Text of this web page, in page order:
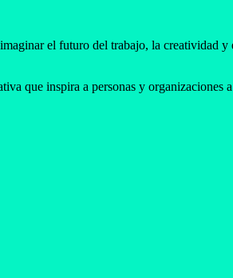
el futuro del trabajo, la creatividad
que inspira a personas y organizaciones